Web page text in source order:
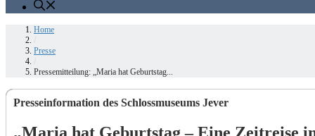
Home
Presse
Pressemitteilung: „Maria hat Geburtstag...
Presseinformation des Schlossmuseums Jever